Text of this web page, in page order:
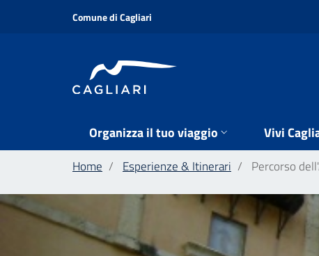
Comune di Cagliari
Organizza il tuo viaggio Vivi
Home Esperienze & Itinerari Percorso